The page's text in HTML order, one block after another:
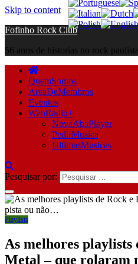
Skip to content
Fofinho Rock Club
56 anos de historias no rock paulista
QuemSomos
AreaDeMembros
Eventos
WebRadio+
NovaAbaPlayer
PedirMusica
UltimasMusicas
Pesquisar por:
Playlists
As melhores playlists
Metal – que rolaram